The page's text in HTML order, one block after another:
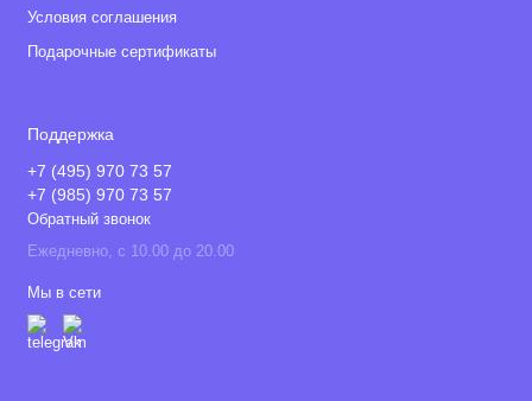
Условия соглашения
Подарочные сертификаты
Поддержка
+7 (495) 970 73 57
+7 (985) 970 73 57
Обратный звонок
Ежедневно, с 10.00 до 20.00
Мы в сети